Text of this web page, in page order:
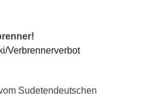
Verbrennerverbot
Sudetendeutschen